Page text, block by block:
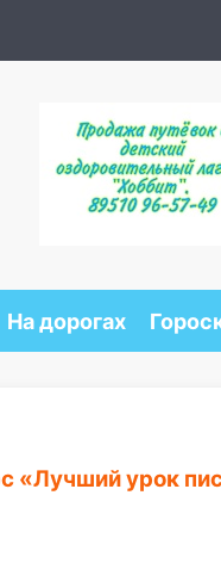
На дорогах
«Лучший урок